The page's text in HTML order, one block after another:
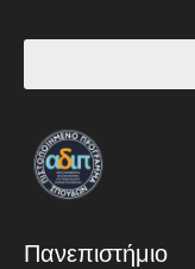
Πανεπιστήμιο